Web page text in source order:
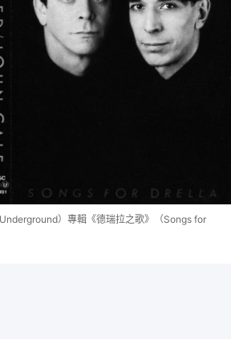
）專輯《德瑞拉之歌》（Songs for